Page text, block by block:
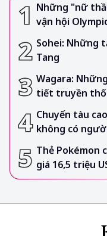
Những "nữ
vận hội
Sohei: Những
Tang
Wagara:
tiết truyền
Chuyến tàu
không có
Thẻ Pokémon
giá 16,5 triệu